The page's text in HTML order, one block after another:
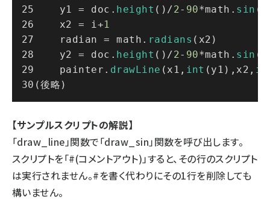
    y1 = doc.
height ()/2- 90*math. sin
    x2 = i+
1
    radian = math.
radians (x2)
    y2 = doc.
height ()/2- 90*math. sin
    painter.
drawLine (x1, int (y1),x2,
(後略)
【サンプルスクリプトの解説】
「draw_line」関数で「draw_sin」関数を呼び出します。
スクリプトを「#(コメントアウト)」すると、その行のスクリプト
は実行されません。#を書く代わりにその1行を削除しても
構いません。